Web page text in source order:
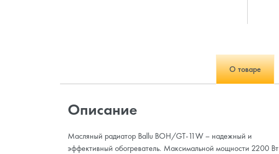
О товаре
Описание
Масляный радиатор Ballu BOH/GT-11W – надежный и
эффективный обогреватель. Максимальной мощности 2200 Вт